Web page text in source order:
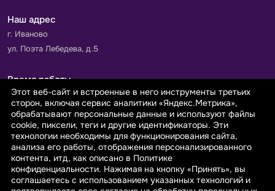
Наш адрес
г. Иваново
ул. Поэта Лебедева, д.5
Время работы
Пн-Пт с 9.00 до 18.00
Сб-Вс: выходной
Принимаем к оплате
Этот веб-сайт и встроенные в него инструменты третьих
сторон, включая сервис аналитики «Яндекс.Метрика»,
обрабатывают персональные данные и используют файлы
cookie, пиксели, теги и другие идентификаторы. Эти
технологии необходимы для функционирования сайта,
анализа его работы, отображения персонализированного
контента, итд, как описано в Политике
конфиденциальности. Нажимая на кнопку «Принять», вы
соглашаетесь с использованием указанных технологий и